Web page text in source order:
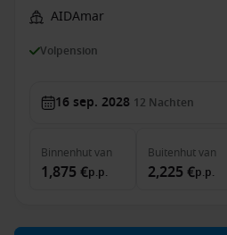
AIDAmar
Volpension
16 sep. 2028 12 Nachten
Binnenhutvan
1,875 €p.p.
Buitenhutvan
2,225 €p.p.